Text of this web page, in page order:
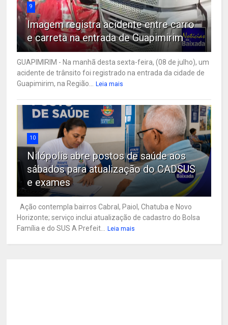
9
Imagem registra acidente entre carro
e carreta na entrada de Guapimirim
GUAPIMIRIM - Na manhã desta sexta-feira, (08 de julho), um
acidente de trânsito foi registrado na entrada da cidade de
Guapimirim, na Região...
Leia mais
10
Nilópolis abre postos de saúde aos
sábados para atualização do CADSUS
e exames
Ação contempla bairros Cabral, Paiol, Chatuba e Novo
Horizonte; serviço inclui atualização de cadastro do Bolsa
Família e do SUS A Prefeit...
Leia mais